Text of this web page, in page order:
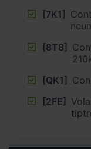
[7K1]
[8T8]
[QK1]
[2FE]